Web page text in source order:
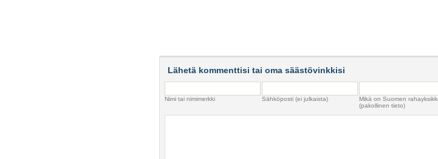
Lähetä kommenttisi tai oma säästövinkkisi
Nimi tai nimimerkki Sähköposti (ei julkaista)
Mikä on Suomen
(pakollinen tieto)